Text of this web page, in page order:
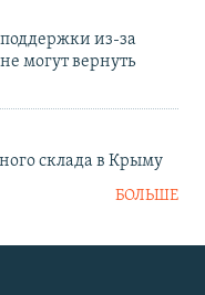
из-за
могут вернуть
склада в Крыму
БОЛЬШЕ